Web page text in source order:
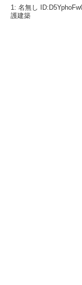
1: 名無し
護建築